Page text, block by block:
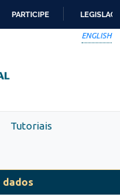
PARTICIPE
ENGLISH
Tutoriais
dados